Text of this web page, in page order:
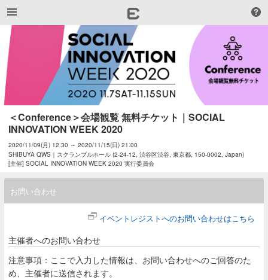
＜Conference＞会場観覧 無料チケット｜SOCIAL
INNOVATION WEEK 2020
2020/11/09(月) 12:30 ～ 2020/11/15(日) 21:00
SHIBUYA QWS｜スクランブルホール (2-24-12, 渋谷区渋谷, 東京都, 150-0002, Japan)
[主催] SOCIAL INNOVATION WEEK 2020 実行委員会
お問い合わせ
イベントレジストへのお問い合わせはこちら
主催者へのお問い合わせ
注意事項：ここで入力した情報は、お問い合わせへのご回答のた
め、主催者に送信されます。